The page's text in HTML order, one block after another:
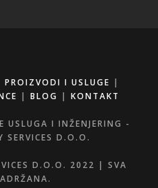
PROIZVODI I USLUGE |
| BLOG | KONTAKT
USLUGA I INŽENJERING -
SERVICES D.O.O.
D.O.O. 2022 | SVA